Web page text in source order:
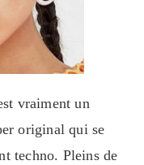
vraiment un
original qui se
techno. Pleins de